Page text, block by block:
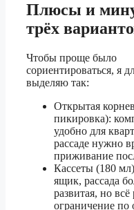
Плюсы и
трёх
Чтобы проще было
сориентироваться, я
выделяю так:
Открытая
пикировка):
удобно для
рассаде нужно
приживание
Кассеты (180
ящик, рассада
развитая, но всё
ограничение по